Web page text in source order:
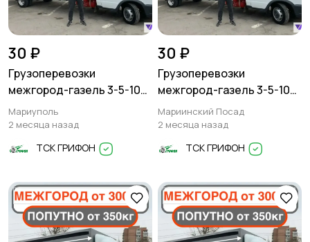
30 ₽
Грузоперевозки
межгород-газель 3-5-10
тонн
Мариуполь
2 месяца назад
ТСК ГРИФОН
30 ₽
Грузоперевозки
межгород-газель 3-5-10
тонн
Мариинский Посад
2 месяца назад
ТСК ГРИФОН